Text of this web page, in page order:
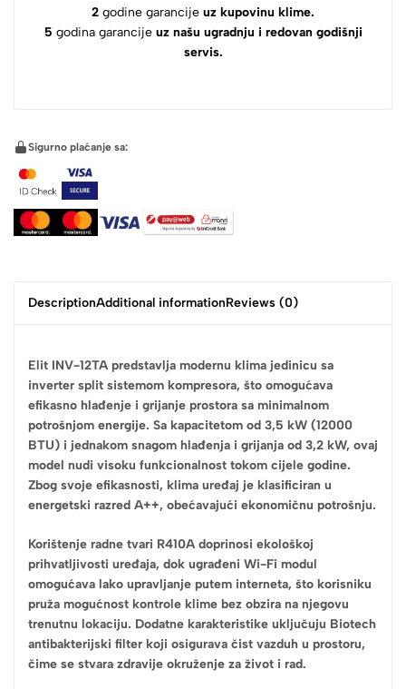
2 godine garancije uz kupovinu klime.
5 godina garancije uz našu ugradnju i redovan godišnji
servis.
Sigurno plaćanje sa:
DescriptionAdditional informationReviews (0)
Elit INV-12TA predstavlja modernu klima jedinicu sa
inverter split sistemom kompresora, što omogućava
efikasno hlađenje i grijanje prostora sa minimalnom
potrošnjom energije. Sa kapacitetom od 3,5 kW (12000
BTU) i jednakom snagom hlađenja i grijanja od 3,2 kW, ovaj
model nudi visoku funkcionalnost tokom cijele godine.
Zbog svoje efikasnosti, klima uređaj je klasificiran u
energetski razred A++, obećavajući ekonomičnu potrošnju.
Korištenje radne tvari R410A doprinosi ekološkoj
prihvatljivosti uređaja, dok ugrađeni Wi-Fi modul
omogućava lako upravljanje putem interneta, što korisniku
pruža mogućnost kontrole klime bez obzira na njegovu
trenutnu lokaciju. Dodatne karakteristike uključuju Biotech
antibakterijski filter koji osigurava čist vazduh u prostoru,
čime se stvara zdravije okruženje za život i rad.